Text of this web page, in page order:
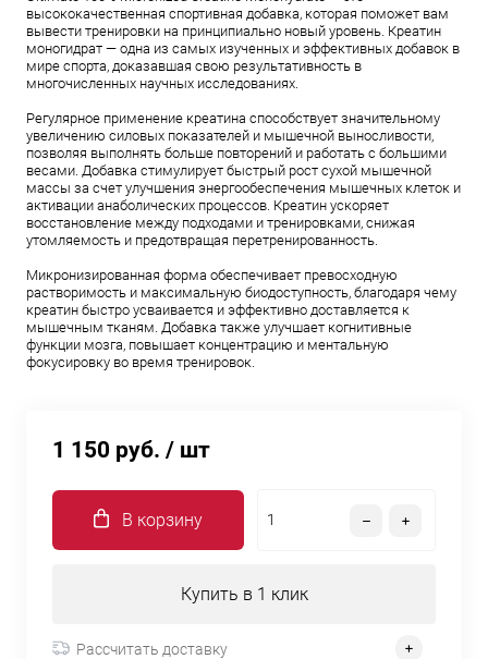
высококачественная спортивная добавка, которая поможет вам
вывести тренировки на принципиально новый уровень. Креатин
моногидрат — одна из самых изученных и эффективных добавок в
мире спорта, доказавшая свою результативность в
многочисленных научных исследованиях.
Регулярное применение креатина способствует значительному
увеличению силовых показателей и мышечной выносливости,
позволяя выполнять больше повторений и работать с большими
весами. Добавка стимулирует быстрый рост сухой мышечной
массы за счет улучшения энергообеспечения мышечных клеток и
активации анаболических процессов. Креатин ускоряет
восстановление между подходами и тренировками, снижая
утомляемость и предотвращая перетренированность.
Микронизированная форма обеспечивает превосходную
растворимость и максимальную биодоступность, благодаря чему
креатин быстро усваивается и эффективно доставляется к
мышечным тканям. Добавка также улучшает когнитивные
функции мозга, повышает концентрацию и ментальную
фокусировку во время тренировок.
1 150 руб. / шт
В корзину
Купить в 1 клик
Рассчитать доставку